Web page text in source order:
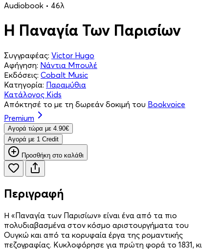
Audiobook • 46λ
Η Παναγία Των Παρισίων
Συγγραφέας: Victor Hugo
Αφήγηση: Νάντια Μπουλέ
Εκδόσεις: Cobalt Music
Κατηγορία: Παραμύθια
Κατάλογος Kids
Απόκτησέ το με τη δωρεάν δοκιμή του Bookvoice
Premium
Aγορά τώρα με 4.90€
Aγορά με 1 Credit
Προσθήκη στο καλάθι
Περιγραφή
Η «Παναγία των Παρισίων» είναι ένα από τα πιο
πολυδιαβασμένα στον κόσμο αριστουργήματα του
Ουγκώ και από τα κορυφαία έργα της ρομαντικής
πεζογραφίας. Κυκλοφόρησε για πρώτη φορά το 1831, κι